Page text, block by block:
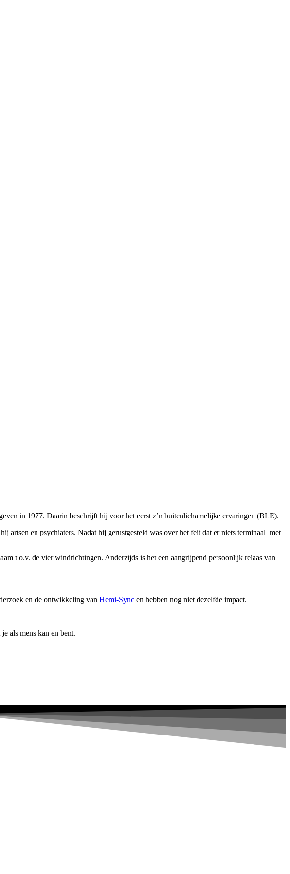
in 1977. Daarin beschrijft hij voor het eerst z’n buitenlichamelijke ervaringen (BLE).
artsen en psychiaters. Nadat hij gerustgesteld was over het feit dat er niets terminaal met
t.o.v. de vier windrichtingen. Anderzijds is het een aangrijpend persoonlijk relaas van
en de ontwikkeling van Hemi-Sync en hebben nog niet dezelfde impact.
als mens kan en bent.